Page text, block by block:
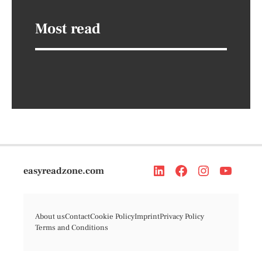
Most read
easyreadzone.com
About usContactCookie PolicyImprintPrivacy Policy
Terms and Conditions